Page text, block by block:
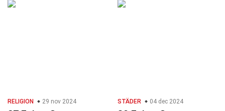
RELIGION 29 nov 2024 STÄDER 04 dec 2024